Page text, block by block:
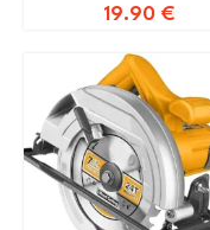
19.90 €